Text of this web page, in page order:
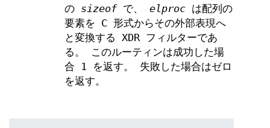
の sizeofで、 elprocは配列の
要素を C 形式からその外部表現へ
と変換する XDR フィルターであ
る。 このルーティンは成功した場
合 1 を返す。 失敗した場合はゼロ
を返す。